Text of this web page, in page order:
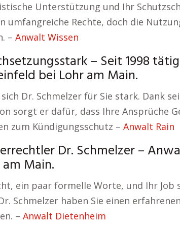
Unterstützung und Ihr
umfangreiche Rechte, doch die
– Anwalt Wissen
– Seit 1998
bei Lohr am Main.
Dr. Schmelzer für Sie stark. Dank
sorgt er dafür, dass Ihre Ansprüche
zum Kündigungsschutz – Anwalt Rain
Dr. Schmelzer –
Main.
ein paar formelle Worte, und Ihr Job
Schmelzer haben Sie einen
– Anwalt Dietenheim